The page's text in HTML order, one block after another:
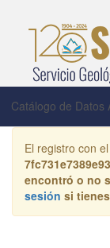
Catálogo de Datos
El registro con
encontró o no
sesión si